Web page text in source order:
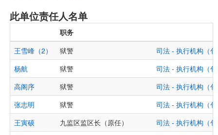
此单位责任人名单
职务
王雪峰（2）
狱警
司法 - 执行机构（
杨航
狱警
司法 - 执行机构（
高阁序
狱警
司法 - 执行机构（
张志明
狱警
司法 - 执行机构（
王寅硕
九监区监区长（原任）
司法 - 执行机构（